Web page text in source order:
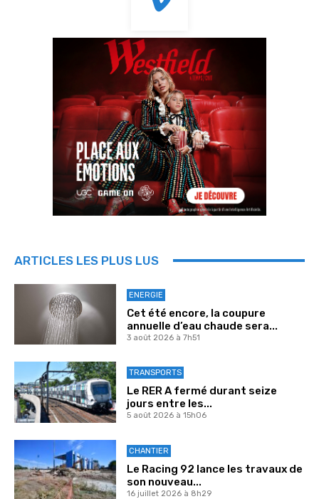
ARTICLES LES PLUS LUS
ENERGIE
Cet été encore, la coupure
annuelle d’eau chaude sera...
3 août 2026 à 7h51
TRANSPORTS
Le RER A fermé durant seize
jours entre les...
5 août 2026 à 15h06
CHANTIER
Le Racing 92 lance les travaux de
son nouveau...
16 juillet 2026 à 8h29